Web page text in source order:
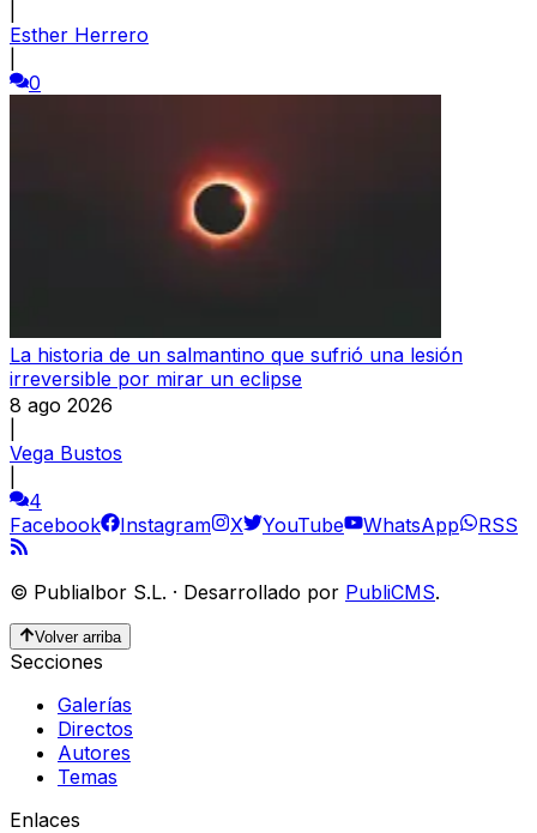
Esther Herrero
0
La historia de un salmantino que sufrió una lesión
irreversible por mirar un eclipse
8 ago 2026
Vega Bustos
4
Facebook
Instagram X YouTube WhatsApp RSS
© Publialbor S.L. · Desarrollado por PubliCMS.
Volver arriba
Secciones
Galerías
Directos
Autores
Temas
Enlaces